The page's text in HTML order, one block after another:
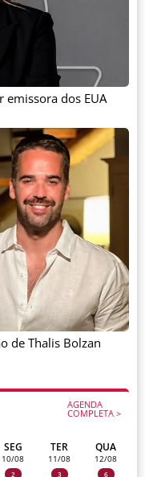
emissora dos EUA
de Thalis Bolzan
AGENDA
COMPLETA >
SEG
10/08
2
TER
11/08
3
QUA
12/08
6